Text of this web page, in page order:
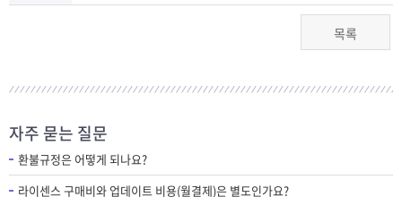
목록
자주 묻는 질문
환불규정은 어떻게 되나요?
라이센스 구매비와 업데이트 비용(월결제)은 별도인가요?